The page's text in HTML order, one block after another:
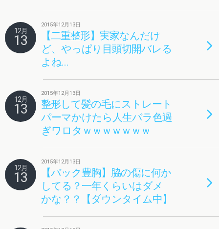
12月
13
2015年12月13日
【二重整形】実家なんだけ
ど、やっぱり目頭切開バレる
よね…
12月
13
2015年12月13日
整形して髪の毛にストレート
パーマかけたら人生バラ色過
ぎワロタｗｗｗｗｗｗｗ
12月
13
2015年12月13日
【バック豊胸】脇の傷に何か
してる？一年くらいはダメ
かな？？【ダウンタイム中】